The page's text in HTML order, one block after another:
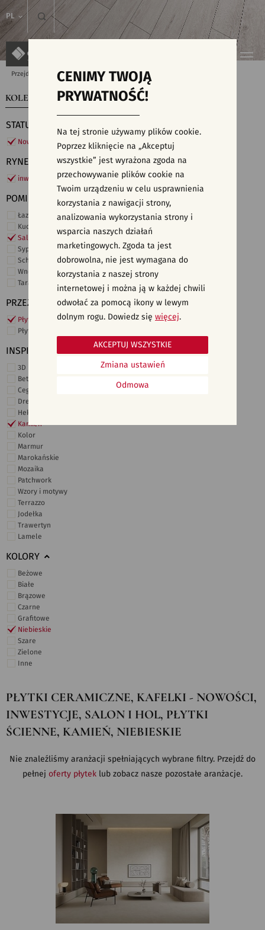
PL
Przejdź do strony głównej Kolekcje
KOLEKCJE WYSZUKIWARKA PŁYTEK
STATUS
Nowości
RYNEK
inwestycje
POMIESZCZENIE
Łazienka
Kuchnia
Salon i hol
Sypialnia
Schody
Wnętrza komercyjne
Taras i ogród
PRZEZNACZENIE
Płytki ścienne
Płytki podłogowe
INSPIRACJE
3D i struktury
Beton
Cegiełki
Drewno
Heksagonalne
Kamień
Kolor
Marmur
Marokańskie
Mozaika
Patchwork
Wzory i motywy
Terrazzo
Jodełka
Trawertyn
Lamele
KOLORY
Beżowe
Białe
Brązowe
Czarne
Grafitowe
Niebieskie
Szare
Zielone
Inne
PŁYTKI CERAMICZNE, KAFELKI - NOWOŚCI,
INWESTYCJE, SALON I HOL, PŁYTKI
ŚCIENNE, KAMIEŃ, NIEBIESKIE
Nie znaleźliśmy aranżacji spełniających wybrane filtry. Przejdź do
pełnej oferty płytek lub zobacz nasze pozostałe aranżacje.
CENIMY TWOJĄ
PRYWATNOŚĆ!
Na tej stronie używamy plików cookie.
Poprzez kliknięcie na „Akceptuj
wszystkie” jest wyrażona zgoda na
przechowywanie plików cookie na
Twoim urządzeniu w celu usprawnienia
korzystania z nawigacji strony,
analizowania wykorzystania strony i
wsparcia naszych działań
marketingowych. Zgoda ta jest
dobrowolna, nie jest wymagana do
korzystania z naszej strony
internetowej i można ją w każdej chwili
odwołać za pomocą ikony w lewym
dolnym rogu. Dowiedz się więcej.
Odmowa
Zmiana ustawień
AKCEPTUJ WSZYSTKIE